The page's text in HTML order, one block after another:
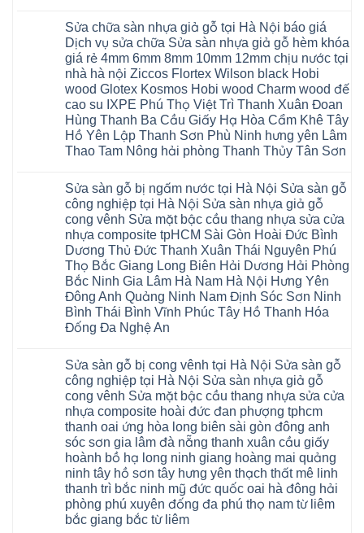
Phụ
Phú
Thọ
Lào
Cai
Tuyên
Quang
tpHCM
Đà
Nẵng
Gia
Lâm
Phú
Thọ
Phòng
Sóc
Sơn
Ninh
Bình
Phòng
Thái
Bình
Hưng
Yên
Đông
Hạ
Long
nhà
sinh
giá
rẻ
tpHCM
Thanh
Bắc
Ninh
Ninh
Bình
Ninh
bình
luận
ở
Thợ
sửa
sàn
nhựa
thợ
sửa
sàn
nhà
sửa
tại
Hà
Nội
báo
giá
Dịch
vụ
sửa
chữa
Sửa
sàn
nhựa
giả
gỗ
hèm
rẻ
4mm
6mm
8mm
10mm
12mm
tại
nhà
Ziccos
Flortex
Wilson
black
Hobi
wood
Glotex
Kosmos
Sửa chữa sàn nhựa giả gỗ tại Hà Nội báo giá
Dịch vụ sửa chữa Sửa sàn nhựa giả gỗ hèm khóa
giá rẻ 4mm 6mm 8mm 10mm 12mm chịu nước tại
nhà hà nội Ziccos Flortex Wilson black Hobi
wood Glotex Kosmos Hobi wood Charm wood đế
cao su IXPE Phú Thọ Việt Trì Thanh Xuân Đoan
Hùng Thanh Ba Cầu Giấy Hạ Hòa Cẩm Khê Tây
Hồ Yên Lập Thanh Sơn Phù Ninh hưng yên Lâm
Thao Tam Nông hải phòng Thanh Thủy Tân Sơn
bình
luận
ở
Sửa
chữa
sàn
nhựa
giả
gỗ
tại
Hà
Nội
báo
giá
chữa
Sửa
nhựa
giả
gỗ
hèm
khóa
giá
rẻ
4mm
6mm
8mm
10mm
12mm
chịu
Sửa sàn gỗ bị ngấm nước tại Hà Nội Sửa sàn gỗ
công nghiệp tại Hà Nội Sửa sàn nhựa giả gỗ
cong vênh Sửa mặt bậc cầu thang nhựa sửa cửa
nhựa composite tpHCM Sài Gòn Hoài Đức Bình
Dương Thủ Đức Thanh Xuân Thái Nguyên Phú
Thọ Bắc Giang Long Biên Hải Dương Hải Phòng
Bắc Ninh Gia Lâm Hà Nam Hà Nội Hưng Yên
Đông Anh Quảng Ninh Nam Định Sóc Sơn Ninh
Bình Thái Bình Vĩnh Phúc Tây Hồ Thanh Hóa
Đống Đa Nghệ An
bình
luận
ở
Sửa
sàn
gỗ
bị
ngấm
nước
tại
Hà
Sửa
sàn
gỗ
công
Sửa sàn gỗ bị cong vênh tại Hà Nội Sửa sàn gỗ
công nghiệp tại Hà Nội Sửa sàn nhựa giả gỗ
cong vênh Sửa mặt bậc cầu thang nhựa sửa cửa
nhựa composite hoài đức đan phượng tphcm
thanh oai ứng hòa long biên sài gòn đông anh
sóc sơn gia lâm đà nẵng thanh xuân cầu giấy
hoành bồ hạ long ninh giang hoàng mai quảng
ninh tây hồ sơn tây hưng yên thạch thất mê linh
thanh trì bắc ninh mỹ đức quốc oai hà đông hải
phòng phú xuyên đống đa phú thọ nam từ liêm
bắc giang bắc từ liêm